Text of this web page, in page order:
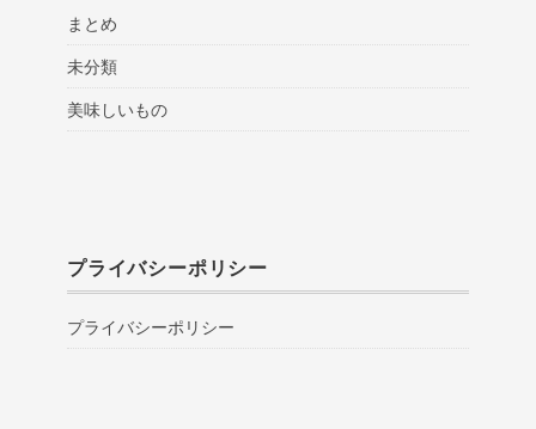
まとめ
未分類
美味しいもの
プライバシーポリシー
プライバシーポリシー